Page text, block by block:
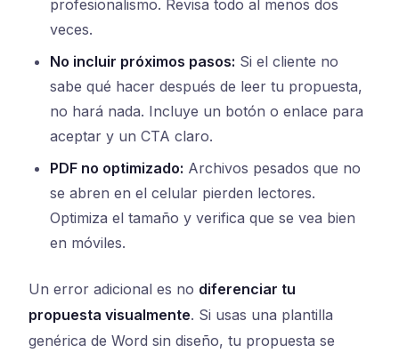
profesionalismo. Revisa todo al menos dos
veces.
No incluir próximos pasos: Si el cliente no
sabe qué hacer después de leer tu propuesta,
no hará nada. Incluye un botón o enlace para
aceptar y un CTA claro.
PDF no optimizado: Archivos pesados que no
se abren en el celular pierden lectores.
Optimiza el tamaño y verifica que se vea bien
en móviles.
Un error adicional es no diferenciar tu
propuesta visualmente. Si usas una plantilla
genérica de Word sin diseño, tu propuesta se